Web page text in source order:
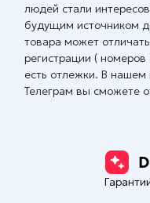
людей стали
будущим источником
товара может
регистрации (
есть отлежки. В нашем
Телеграм вы сможете